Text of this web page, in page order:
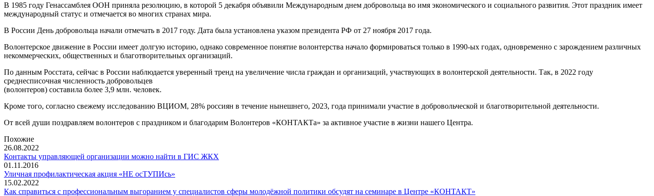
В 1985 году Генассамблея ООН приняла резолюцию, в которой 5 декабря объявили Международным днем добровольца во имя экономического и социального развития. Этот праздник имеет
международный статус и отмечается во многих странах мира.
В России День добровольца начали отмечать в 2017 году. Дата была установлена указом президента РФ от 27 ноября 2017 года.
Волонтерское движение в России имеет долгую историю, однако современное понятие волонтерства начало формироваться только в 1990-ых годах, одновременно с зарождением различных
некоммерческих, общественных и благотворительных организаций.
По данным Росстата, сейчас в России наблюдается уверенный тренд на увеличение числа граждан и организаций, участвующих в волонтерской деятельности. Так, в 2022 году
среднесписочная численность добровольцев
(волонтеров) составила более 3,9 млн. человек.
Кроме того, согласно свежему исследованию ВЦИОМ, 28% россиян в течение нынешнего, 2023, года принимали участие в добровольческой и благотворительной деятельности.
От всей души поздравляем волонтеров с праздником и благодарим Волонтеров «КОНТАКТа» за активное участие в жизни нашего Центра.
Похожие
26.08.2022
Контакты управляющей организации можно найти в ГИС ЖКХ
01.11.2016
Уличная профилактическая акция «НЕ осТУПИсь»
15.02.2022
Как справиться с профессиональным выгоранием у специалистов сферы молодёжной политики обсудят на семинаре в Центре «КОНТАКТ»